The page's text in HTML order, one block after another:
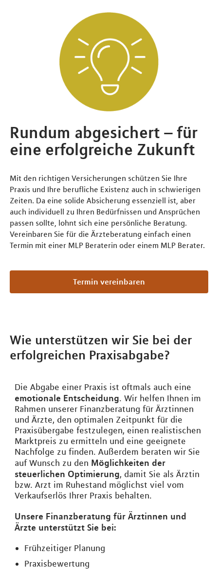
Rundum abgesichert – für
eine erfolgreiche Zukunft
Mit den richtigen Versicherungen schützen Sie Ihre
Praxis und Ihre berufliche Existenz auch in schwierigen
Zeiten. Da eine solide Absicherung essenziell ist, aber
auch individuell zu Ihren Bedürfnissen und Ansprüchen
passen sollte, lohnt sich eine persönliche Beratung.
Vereinbaren Sie für die Ärzteberatung einfach einen
Termin mit einer MLP Beraterin oder einem MLP Berater.
Termin vereinbaren
Wie unterstützen wir Sie bei der
erfolgreichen Praxisabgabe?
Die Abgabe einer Praxis ist oftmals auch eine
emotionale Entscheidung. Wir helfen Ihnen im
Rahmen unserer Finanzberatung für Ärztinnen
und Ärzte, den optimalen Zeitpunkt für die
Praxisübergabe festzulegen, einen realistischen
Marktpreis zu ermitteln und eine geeignete
Nachfolge zu finden. Außerdem beraten wir Sie
auf Wunsch zu den Möglichkeiten der
steuerlichen Optimierung, damit Sie als Ärztin
bzw. Arzt im Ruhestand möglichst viel vom
Verkaufserlös Ihrer Praxis behalten.
Unsere Finanzberatung für Ärztinnen und
Ärzte unterstützt Sie bei:
Frühzeitiger Planung
Praxisbewertung